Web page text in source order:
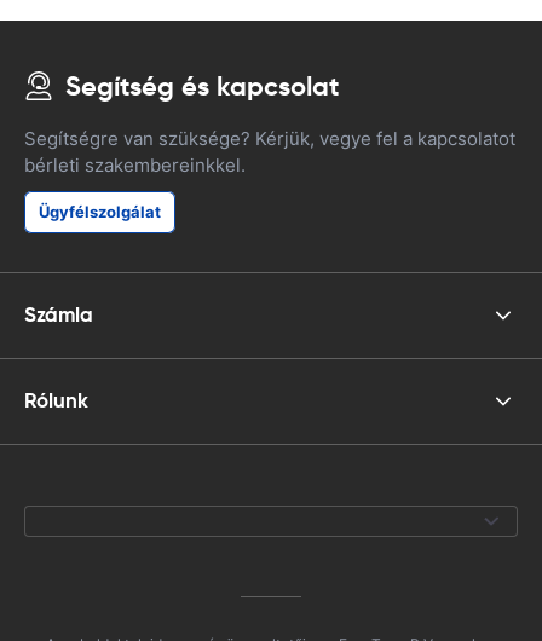
Segítség és kapcsolat
Segítségre van szüksége? Kérjük, vegye fel a kapcsolatot
bérleti szakembereinkkel.
Ügyfélszolgálat
Számla
Rólunk